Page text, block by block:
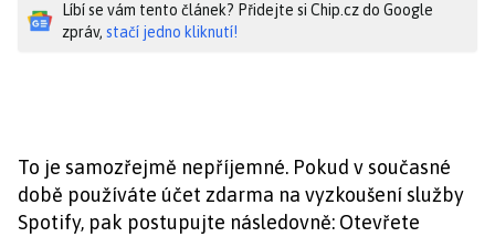
Líbí se vám tento článek? Přidejte si Chip.cz do Google
zpráv, stačí jedno kliknutí!
To je samozřejmě nepříjemné. Pokud v současné
době používáte účet zdarma na vyzkoušení služby
Spotify, pak postupujte následovně: Otevřete